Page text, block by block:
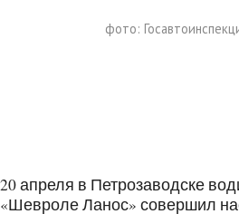
фото:
20 апреля в Петрозаводске
«Шевроле Ланос» совершил